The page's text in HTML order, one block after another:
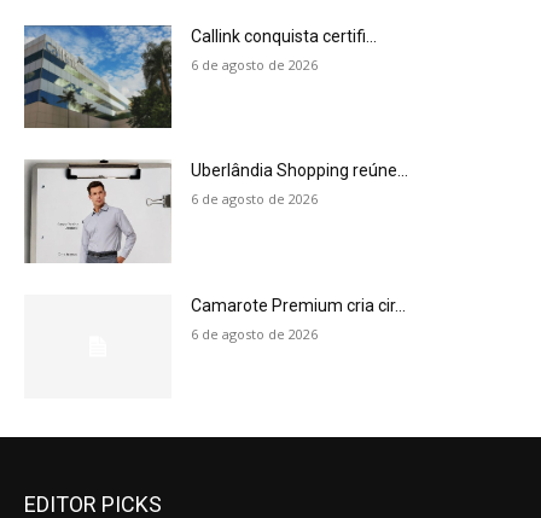
Callink conquista certifi...
6 de agosto de 2026
Uberlândia Shopping reúne...
6 de agosto de 2026
Camarote Premium cria cir...
6 de agosto de 2026
EDITOR PICKS